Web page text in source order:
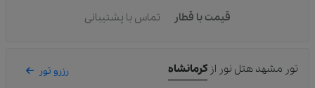
قیمت با قطار
تماس با پشتیبانی
تور مشهد هتل نور از کرمانشاه رزرو تور